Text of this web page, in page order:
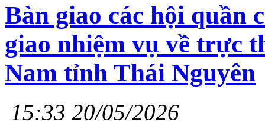
Bàn giao các hội quần
giao nhiệm vụ về trực
Nam tỉnh Thái Nguyên
15:33 20/05/2026